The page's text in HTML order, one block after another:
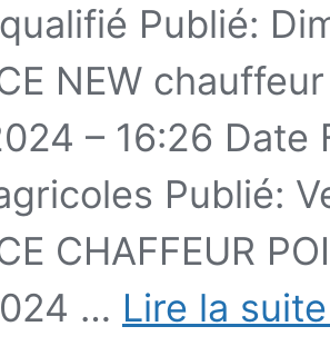
Publié:
NEW
– 16:26 Date
Publié:
CHAFFEUR
… Lire la